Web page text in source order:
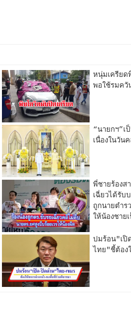
หนุ่มเครีย
พอใช้รมควั
“นายกฯ”เ
เนื่องในวัน
พี่ชายร้องส
เฉี่ยวได้รั
ถูกนายตำร
ให้น้องชาย
ปมร้อน"เปิ
ไทย"ชี้ต้อ